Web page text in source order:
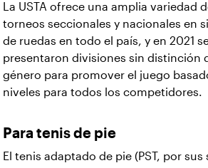
La USTA ofrece una amplia variedad
torneos seccionales y nacionales en
de ruedas en todo el país, y en 2021
presentaron divisiones sin distinción
género para promover el juego
niveles para todos los competidores.
Para tenis de pie
El tenis adaptado de pie (PST, por sus